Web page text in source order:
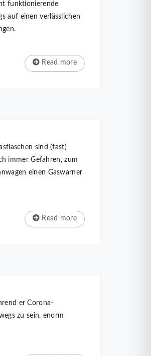
funktionierende
auf einen verlässlichen
Read more
sind (fast)
immer Gefahren, zum
einen Gaswarner
Read more
er Corona-
zu sein, enorm